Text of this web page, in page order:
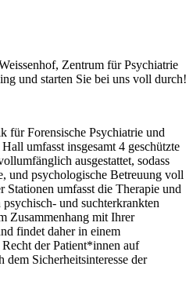
Zentrum für Psychiatrie
und starten Sie bei uns voll durch!
für Forensische Psychiatrie und
umfasst insgesamt 4 geschützte
ausgestattet, sodass
und psychologische Betreuung voll
Stationen umfasst die Therapie und
und suchterkrankten
Zusammenhang mit Ihrer
findet daher in einem
der Patient*innen auf
Sicherheitsinteresse der